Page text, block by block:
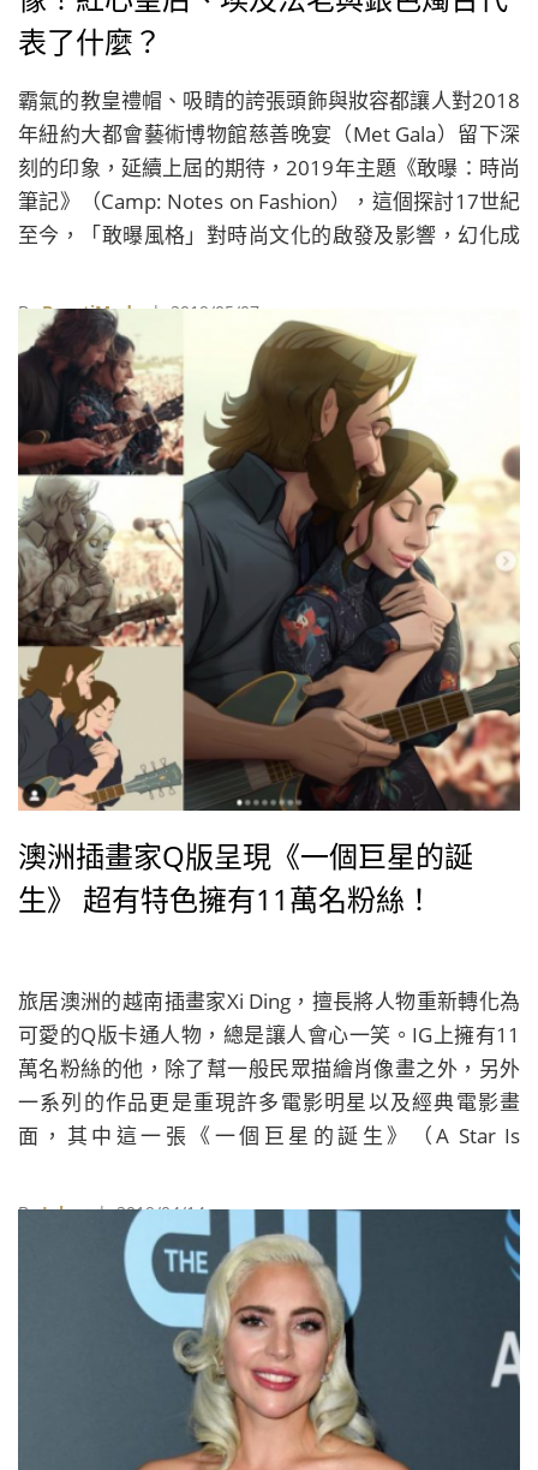
表了什麼？
霸氣的教皇禮帽、吸睛的誇張頭飾與妝容都讓人對2018
年紐約大都會藝術博物館慈善晚宴（Met Gala）留下深
刻的印象，延續上屆的期待，2019年主題《敢曝：時尚
筆記》（Camp: Notes on Fashion），這個探討17世紀
至今，「敢曝風格」對時尚文化的啟發及影響，幻化成
個面向來理解，套用在本屆名人造型背後的各種意義剛
剛好。
ByBeautiMode| 2019/05/07
澳洲插畫家Q版呈現《一個巨星的誕
生》 超有特色擁有11萬名粉絲！
旅居澳洲的越南插畫家Xi Ding，擅長將人物重新轉化為
可愛的Q版卡通人物，總是讓人會心一笑。IG上擁有11
萬名粉絲的他，除了幫一般民眾描繪肖像畫之外，另外
一系列的作品更是重現許多電影明星以及經典電影畫
面，其中這一張《一個巨星的誕生》（A Star Is
利庫柏（Bradley Cooper）超恩愛的一幕，讓大家都快
融化了，趕緊來看看他還畫了哪些電影角色！
ByJuksy| 2019/04/14